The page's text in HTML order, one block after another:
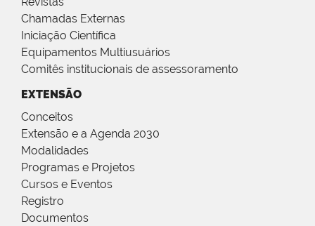
Chamadas Externas
Iniciação Científica
Equipamentos Multiusuários
Comitês institucionais de assessoramento
EXTENSÃO
Conceitos
Extensão e a Agenda 2030
Modalidades
Programas e Projetos
Cursos e Eventos
Registro
Documentos